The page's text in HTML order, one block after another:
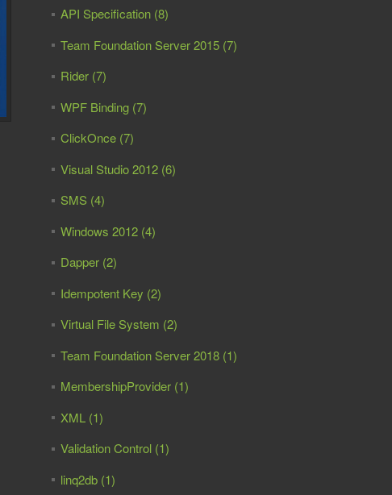
API Specification (8)
Team Foundation Server 2015 (7)
Rider (7)
WPF Binding (7)
ClickOnce (7)
Visual Studio 2012 (6)
SMS (4)
Windows 2012 (4)
Dapper (2)
Idempotent Key (2)
Virtual File System (2)
Team Foundation Server 2018 (1)
MembershipProvider (1)
XML (1)
Validation Control (1)
linq2db (1)